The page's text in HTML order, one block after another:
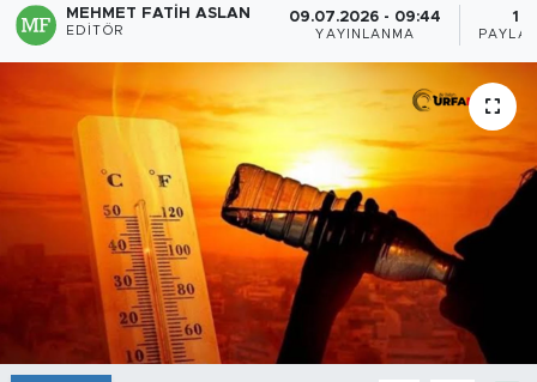
MEHMET FATIH ASLAN
EDITÖR
09.07.2026 - 09:44
YAYINLANMA
1